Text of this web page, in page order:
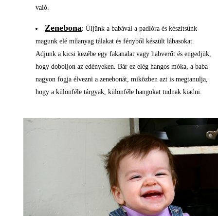
való.
Zenebona: Üljünk a babával a padlóra és készítsünk
magunk elé műanyag tálakat és fényből készült lábasokat.
Adjunk a kicsi kezébe egy fakanalat vagy habverőt és engedjük,
hogy doboljon az edényeken. Bár ez elég hangos móka, a baba
nagyon fogja élvezni a zenebonát, miközben azt is megtanulja,
hogy a különféle tárgyak, különféle hangokat tudnak kiadni.